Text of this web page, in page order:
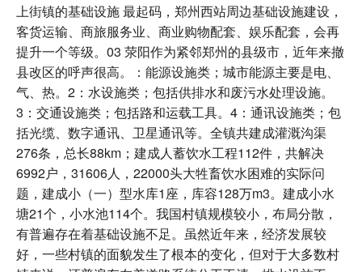
上街镇的基础设施 最起码，郑州西站周边基础设施建设，
客货运输、商旅服务业、商业购物配套、娱乐配套，会再
提升一个等级。03 荥阳作为紧邻郑州的县级市，近年来撤
县改区的呼声很高。：能源设施类；城市能源主要是电、
气、热。2：水设施类；包括供排水和废污水处理设施。
3：交通设施类；包括路和运载工具。4：通讯设施类；包
括光缆、数字通讯、卫星通讯等。全镇共建成灌溉沟渠
276条，总长88km；建成人蓄饮水工程112件，共解决
6992户，31606人，22000头大牲畜饮水困难的实际问
题，建成小（一）型水库1座，库容128万m3。建成小水
塘21个，小水池114个。我国村镇规模较小，布局分散，
有普遍存在着基础设施不足。虽然近年来，经济发展较
好，一些村镇的面貌发生了根本的变化，但对于大多数村